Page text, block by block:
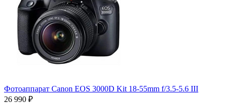
Фотоаппарат Canon EOS 3000D Kit 18-55mm f/3.5-5.6 III
26 990 ₽